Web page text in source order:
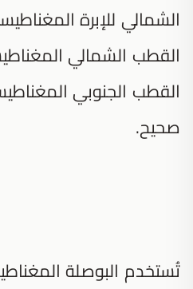
الشمالي للإبرة
القطب الشمالي
القطب الجنوبي
صحيح.
تُستخدم البوصلة